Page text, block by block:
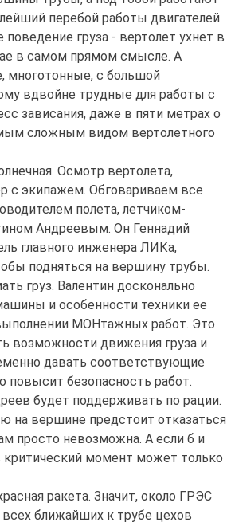
перебой работы двигателей
груза - вертолет ухнет в
в самом прямом смысле. А
многотонные, с большой
вдвойне трудные для работы с
зависания, даже в пяти метрах о
сложным видом вертолетного
Осмотр вертолета,
с экипажем. Обговариваем все
полета, летчиком-
Андреевым. Он Геннадий
главного инженера ЛИКа,
подняться на вершину трубы.
груз. Валентин досконально
и особенности техники ее
МОНтажных работ. Это
возможности движения груза и
давать соответствующие
повысит безопасность работ.
будет поддерживать по рации.
на вершине предстоит отказаться
просто невозможна. А если б и
момент может только
ракета. Значит, около ГРЭС
ближайших к трубе цехов